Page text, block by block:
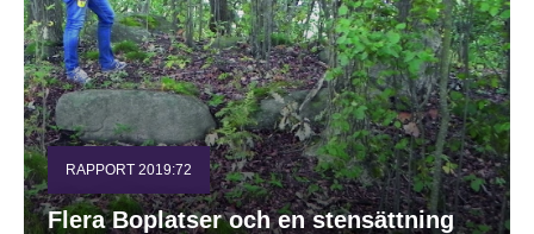
RAPPORT 2019:72
Flera Boplatser och en stensättning